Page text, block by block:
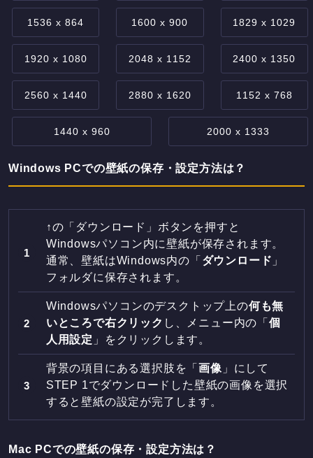
1536 x 864 1600 x 900 1829 x 1029
1920 x 1080 2048 x 1152 2400 x 1350
2560 x 1440 2880 x 1620 1152 x 768
1440 x 960 2000 x 1333
Windows PCでの壁紙の保存・設定方法は？
↑の「ダウンロード」ボタンを押すと
Windowsパソコン内に壁紙が保存されます。
通常、壁紙はWindows内の「 ダウンロード 」
フォルダに保存されます。
Windowsパソコンのデスクトップ上の何も無
いところで右クリック し、メニュー内の「 個
人用設定 」をクリックします。
背景の項目にある選択肢を「画像 」にして
STEP 1でダウンロードした壁紙の画像を選択
すると壁紙の設定が完了します。
Mac PCでの壁紙の保存・設定方法は？